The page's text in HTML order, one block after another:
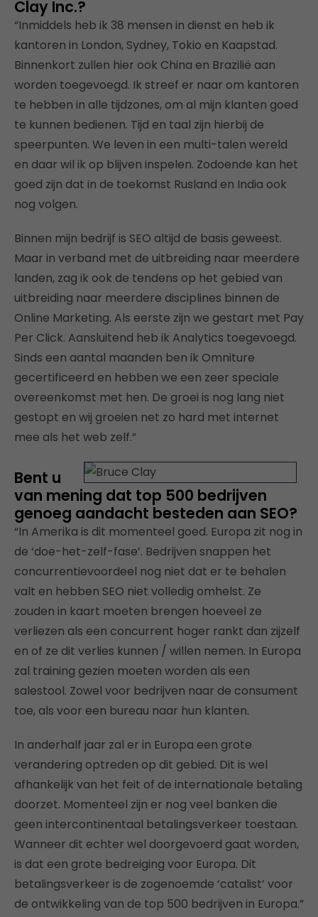
Clay Inc.?
“Inmiddels heb ik 38 mensen in dienst en heb ik
kantoren in London, Sydney, Tokio en Kaapstad.
Binnenkort zullen hier ook China en Brazilië aan
worden toegevoegd. Ik streef er naar om kantoren
te hebben in alle tijdzones, om al mijn klanten goed
te kunnen bedienen. Tijd en taal zijn hierbij de
speerpunten. We leven in een multi-talen wereld
en daar wil ik op blijven inspelen. Zodoende kan het
goed zijn dat in de toekomst Rusland en India ook
nog volgen.
Binnen mijn bedrijf is SEO altijd de basis geweest.
Maar in verband met de uitbreiding naar meerdere
landen, zag ik ook de tendens op het gebied van
uitbreiding naar meerdere disciplines binnen de
Online Marketing. Als eerste zijn we gestart met Pay
Per Click. Aansluitend heb ik Analytics toegevoegd.
Sinds een aantal maanden ben ik Omniture
gecertificeerd en hebben we een zeer speciale
overeenkomst met hen. De groei is nog lang niet
gestopt en wij groeien net zo hard met internet
mee als het web zelf.”
Bent u
van mening dat top 500 bedrijven
genoeg aandacht besteden aan SEO?
“In Amerika is dit momenteel goed. Europa zit nog in
de ‘doe-het-zelf-fase’. Bedrijven snappen het
concurrentievoordeel nog niet dat er te behalen
valt en hebben SEO niet volledig omhelst. Ze
zouden in kaart moeten brengen hoeveel ze
verliezen als een concurrent hoger rankt dan zijzelf
en of ze dit verlies kunnen / willen nemen. In Europa
zal training gezien moeten worden als een
salestool. Zowel voor bedrijven naar de consument
toe, als voor een bureau naar hun klanten.
In anderhalf jaar zal er in Europa een grote
verandering optreden op dit gebied. Dit is wel
afhankelijk van het feit of de internationale betaling
doorzet. Momenteel zijn er nog veel banken die
geen intercontinentaal betalingsverkeer toestaan.
Wanneer dit echter wel doorgevoerd gaat worden,
is dat een grote bedreiging voor Europa. Dit
betalingsverkeer is de zogenoemde ‘catalist’ voor
de ontwikkeling van de top 500 bedrijven in Europa.”